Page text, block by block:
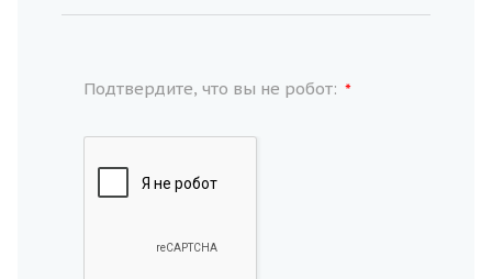
Подтвердите, что вы не робот: *